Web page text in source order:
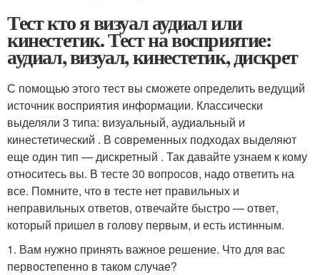
Тест кто я визуал аудиал или
кинестетик. Тест на восприятие:
аудиал, визуал, кинестетик, дискрет
С помощью этого тест вы сможете определить ведущий
источник восприятия информации. Классически
выделяли 3 типа: визуальный, аудиальный и
кинестетический . В современных подходах выделяют
еще один тип — дискретный . Так давайте узнаем к кому
относитесь вы. В тесте 30 вопросов, надо ответить на
все. Помните, что в тесте нет правильных и
неправильных ответов, отвечайте быстро — ответ,
который пришел в голову первым, и есть истинным.
1. Вам нужно принять важное решение. Что для вас
первостепенно в таком случае?